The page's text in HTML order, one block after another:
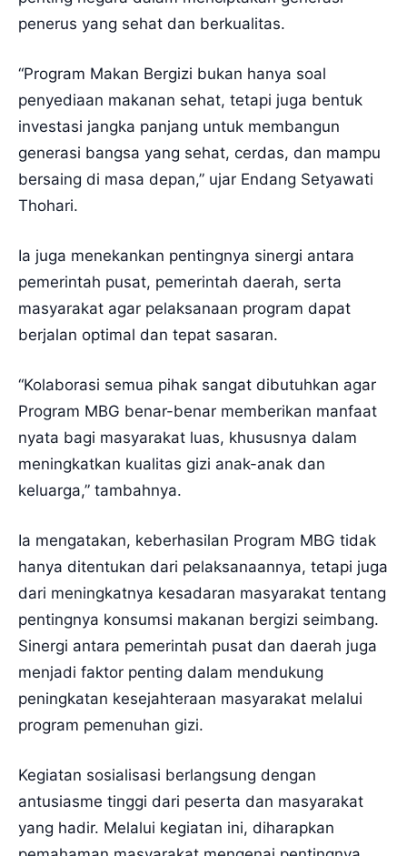
penerus yang sehat dan berkualitas.
“Program Makan Bergizi bukan hanya soal
penyediaan makanan sehat, tetapi juga bentuk
investasi jangka panjang untuk membangun
generasi bangsa yang sehat, cerdas, dan mampu
bersaing di masa depan,” ujar Endang Setyawati
Thohari.
Ia juga menekankan pentingnya sinergi antara
pemerintah pusat, pemerintah daerah, serta
masyarakat agar pelaksanaan program dapat
berjalan optimal dan tepat sasaran.
“Kolaborasi semua pihak sangat dibutuhkan agar
Program MBG benar-benar memberikan manfaat
nyata bagi masyarakat luas, khususnya dalam
meningkatkan kualitas gizi anak-anak dan
keluarga,” tambahnya.
Ia mengatakan, keberhasilan Program MBG tidak
hanya ditentukan dari pelaksanaannya, tetapi juga
dari meningkatnya kesadaran masyarakat tentang
pentingnya konsumsi makanan bergizi seimbang.
Sinergi antara pemerintah pusat dan daerah juga
menjadi faktor penting dalam mendukung
peningkatan kesejahteraan masyarakat melalui
program pemenuhan gizi.
Kegiatan sosialisasi berlangsung dengan
antusiasme tinggi dari peserta dan masyarakat
yang hadir. Melalui kegiatan ini, diharapkan